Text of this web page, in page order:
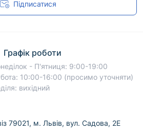
та інструкцію із застосування.
Скористайтеся фільтрами та
знайти потрібний
Підписатися
Графік роботи
- П'ятниця: 9:00-19:00
10:00-16:00 (просимо уточняти)
вихідний
79021, м. Львів, вул. Садова, 2Е